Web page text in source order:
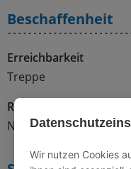
Wir nutzen Cookies
Beschaffenheit
Erreichbarkeit
Treppe
Rollstuhlgerecht
Nein